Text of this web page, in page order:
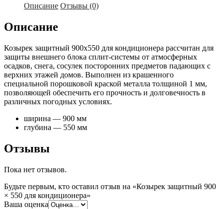
Описание Отзывы (0)
Описание
Козырек защитный 900х550 для кондиционера рассчитан для
защиты внешнего блока сплит-системы от атмосферных
осадков, снега, сосулек посторонних предметов падающих с
верхних этажей домов. Выполнен из крашенного
специальной порошковой краской металла толщиной 1 мм,
позволяющей обеспечить его прочность и долговечность в
различных погодных условиях.
ширина — 900 мм
глубина — 550 мм
Отзывы
Пока нет отзывов.
Будьте первым, кто оставил отзыв на «Козырек защитный 900
× 550 для кондиционера»
Ваша оценка